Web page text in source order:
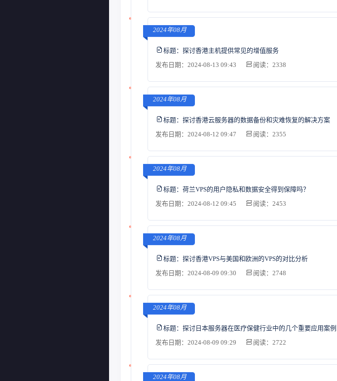
2024年08月
标题： 探讨香港主机提供常见的增值服务
发布日期：2024-08-13 09:43
阅读：2338
2024年08月
标题： 探讨香港云服务器的数据备份和灾难恢复的解决方案
发布日期：2024-08-12 09:47
阅读：2355
2024年08月
标题： 荷兰VPS的用户隐私和数据安全得到保障吗？
发布日期：2024-08-12 09:45
阅读：2453
2024年08月
标题： 探讨香港VPS与美国和欧洲的VPS的对比分析
发布日期：2024-08-09 09:30
阅读：2748
2024年08月
标题： 探讨日本服务器在医疗保健行业中的几个重要应用案例
发布日期：2024-08-09 09:29
阅读：2722
2024年08月